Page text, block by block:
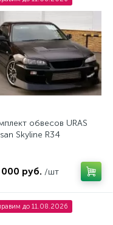
обвесов URAS
Skyline R34
руб. /шт
до 11.08.2026